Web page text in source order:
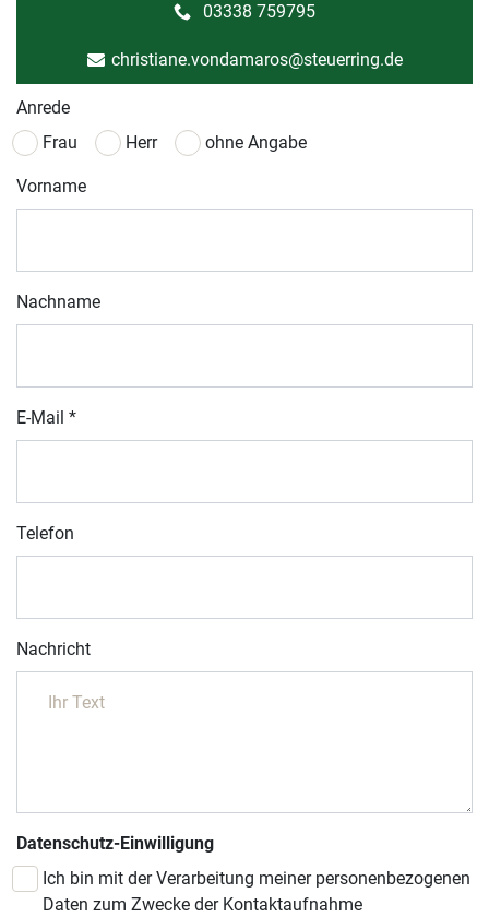
03338 759795
christiane.vondamaros@steuerring.de
Anrede
Frau
Herr ohne Angabe
Vorname
Nachname
E-Mail *
Telefon
Nachricht
Datenschutz-Einwilligung
Ich bin mit der Verarbeitung meiner personenbezogenen
Daten zum Zwecke der Kontaktaufnahme